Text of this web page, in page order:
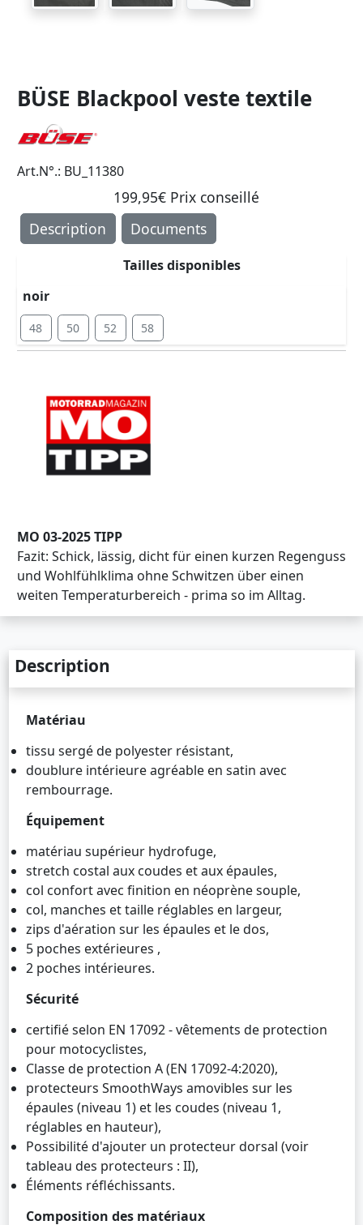
BÜSE Blackpool veste textile
Art.N°.: BU_11380
199,95€ Prix ​​conseillé
Description
Documents
Tailles disponibles
noir
48 50 52 58
MO 03-2025 TIPP
Fazit: Schick, lässig, dicht für einen kurzen Regenguss
und Wohlfühlklima ohne Schwitzen über einen
weiten Temperaturbereich - prima so im Alltag.
Description
Matériau
tissu sergé de polyester résistant,
doublure intérieure agréable en satin avec
rembourrage.
Équipement
matériau supérieur hydrofuge,
stretch costal aux coudes et aux épaules,
col confort avec finition en néoprène souple,
col, manches et taille réglables en largeur,
zips d'aération sur les épaules et le dos,
5 poches extérieures ,
2 poches intérieures.
Sécurité
certifié selon EN 17092 - vêtements de protection
pour motocyclistes,
Classe de protection A (EN 17092-4:2020),
protecteurs SmoothWays amovibles sur les
épaules (niveau 1) et les coudes (niveau 1,
réglables en hauteur),
Possibilité d'ajouter un protecteur dorsal (voir
tableau des protecteurs : II),
Éléments réfléchissants.
Composition des matériaux